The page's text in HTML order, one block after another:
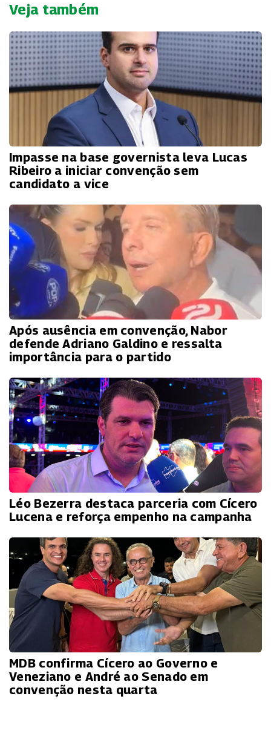
Veja também
Impasse na base governista leva Lucas
Ribeiro a iniciar convenção sem
candidato a vice
Após ausência em convenção, Nabor
defende Adriano Galdino e ressalta
importância para o partido
Léo Bezerra destaca parceria com Cícero
Lucena e reforça empenho na campanha
MDB confirma Cícero ao Governo e
Veneziano e André ao Senado em
convenção nesta quarta